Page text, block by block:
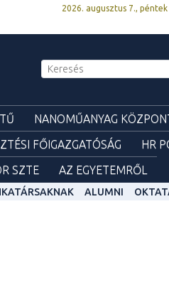
2026. augusztus 7., péntek
NANOMŰANYAG
FŐIGAZGATÓSÁG
HR
SZTE AZ EGYETEMRŐL
ALUMNI